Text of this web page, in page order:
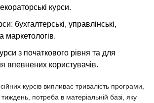
курси.
бухгалтерські, управлінські,
маркетологів.
з початкового рівня та для
впевнених користувачів.
курсів випливає тривалість програми,
тиждень, потреба в матеріальній базі, яку